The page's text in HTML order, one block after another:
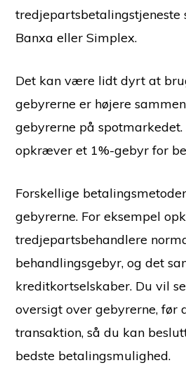
tredjepartsbetalingstjeneste
Banxa eller Simplex.
Det kan være lidt dyrt at
gebyrerne er højere
gebyrerne på spotmarkedet.
opkræver et 1%-gebyr for
Forskellige
gebyrerne. For eksempel
tredjepartsbehandlere
behandlingsgebyr, og det
kreditkortselskaber. Du vil
oversigt over gebyrerne, før
transaktion, så du kan
bedste betalingsmulighed.